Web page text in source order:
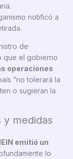
notificó a
de
que el gobierno
operaciones
“no tolerará la
o sugieran la
y medidas
emitió un
lo